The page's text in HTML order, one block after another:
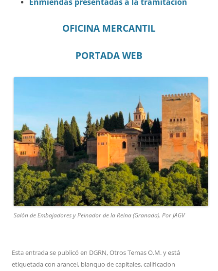
OFICINA MERCANTIL
PORTADA WEB
Salón de Embajadores y Peinador de la Reina (Granada). Por JAGV
Esta entrada se publicó en DGRN,Otros Temas O.M.y está
etiquetada con arancel, blanquo de capitales,calificacion